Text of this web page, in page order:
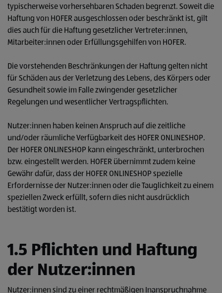
typischerweise vorhersehbaren Schaden begrenzt. Soweit die
Haftung von HOFER ausgeschlossen oder beschränkt ist, gilt
dies auch für die Haftung gesetzlicher Vertreter:innen,
Mitarbeiter:innen oder Erfüllungsgehilfen von HOFER.
Die vorstehenden Beschränkungen der Haftung gelten nicht
für Schäden aus der Verletzung des Lebens, des Körpers oder
Gesundheit sowie im Falle zwingender gesetzlicher
Regelungen und wesentlicher Vertragspflichten.
Nutzer:innen haben keinen Anspruch auf die zeitliche
und/oder räumliche Verfügbarkeit des HOFER ONLINESHOP.
Der HOFER ONLINESHOP kann eingeschränkt, unterbrochen
bzw. eingestellt werden. HOFER übernimmt zudem keine
Gewähr dafür, dass der HOFER ONLINESHOP spezielle
Erfordernisse der Nutzer:innen oder die Tauglichkeit zu einem
speziellen Zweck erfüllt, sofern dies nicht ausdrücklich
bestätigt worden ist.
1.5 Pflichten und Haftung
der Nutzer:innen
Nutzer:innen sind zu einer rechtmäßigen Inanspruchnahme